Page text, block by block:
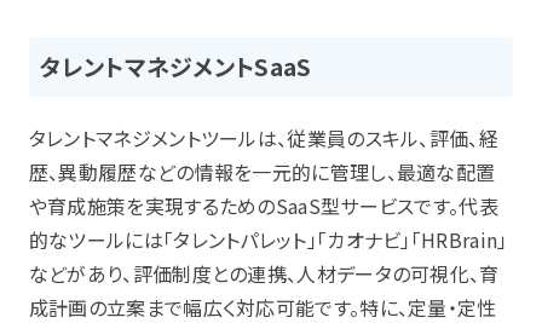
タレントマネジメントSaaS
タレントマネジメントツールは、従業員のスキル、評価、経
歴、異動履歴などの情報を一元的に管理し、最適な配置
や育成施策を実現するためのSaaS型サービスです。代表
的なツールには「タレントパレット」「カオナビ」「HRBrain」
などがあり、評価制度との連携、人材データの可視化、育
成計画の立案まで幅広く対応可能です。特に、定量・定性